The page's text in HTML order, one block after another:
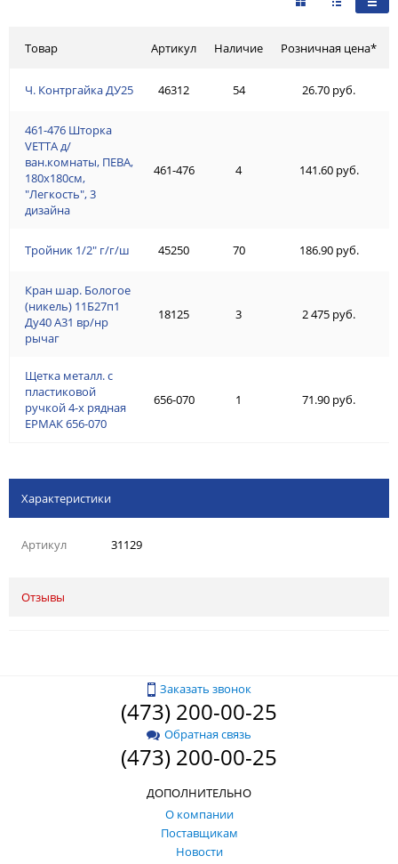
Товар
Ч. Контргайка ДУ25
461-476 Шторка
VETTA д/
ван.комнаты, ПЕВА,
180x180см,
"Легкость", 3
дизайна
Тройник 1/2" г/г/ш
Кран шар. Бологое
(никель) 11Б27п1
Ду40 А31 вр/нр
рычаг
Щетка металл. с
пластиковой
ручкой 4-х рядная
ЕРМАК 656-070
Артикул Наличие Розничная цена*
46312 54 26.70 руб.
461-476 4 141.60 руб.
45250 70 186.90 руб.
18125 3 2 475 руб.
656-070 1 71.90 руб.
Характеристики
Артикул 31129
Отзывы
Заказать звонок
(473) 200-00-25
Обратная связь
(473) 200-00-25
ДОПОЛНИТЕЛЬНО
О компании
Поставщикам
Новости